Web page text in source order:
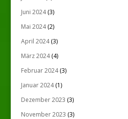
Juni 2024(3)
Mai 2024(2)
April 2024(3)
März 2024(4)
Februar 2024(3)
Januar 2024(1)
Dezember 2023 (3)
November 2023 (3)